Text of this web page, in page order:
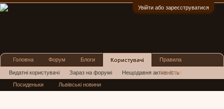
Увійти або зареєструватися
Головна Форум Блоги Користувачі
Видатні користувачі Зараз на форумі Нещодавня активність
Нові повідомлення профілю
Правила
Реклама
Посиденьки Львівські новини